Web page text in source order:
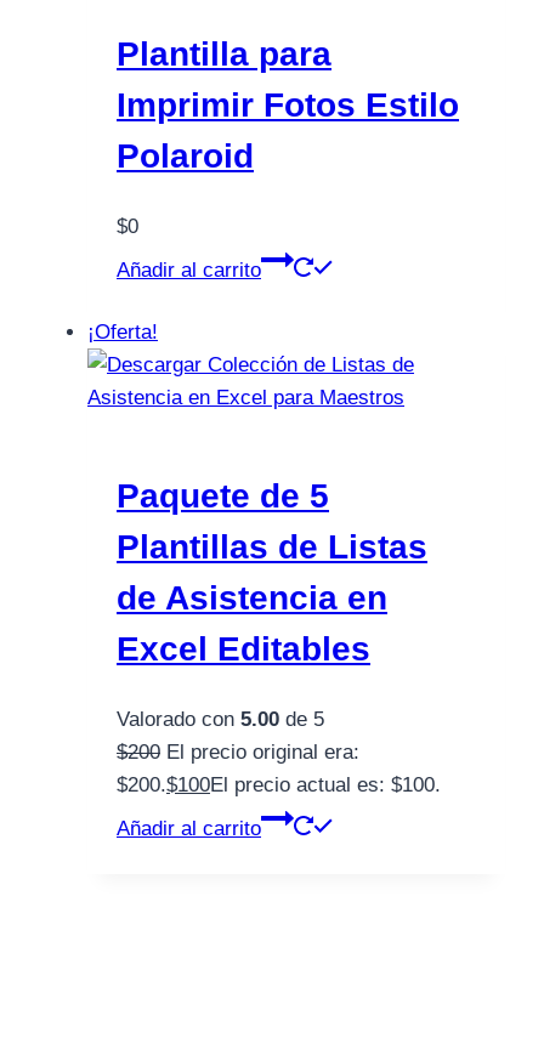
Plantilla para
Imprimir Fotos Estilo
Polaroid
$0
Añadir al carrito
¡Oferta!
Paquete de 5
Plantillas de Listas
de Asistencia en
Excel Editables
Valorado con 5.00 de 5
$200 El precio original era:
$200.$100El precio actual es: $100.
Añadir al carrito